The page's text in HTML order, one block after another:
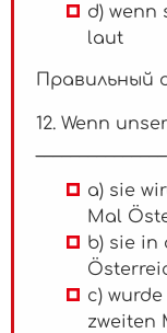
d) wenn
laut
Правильный
12. Wenn
a) sie
Mal
b) sie in
c)
zweiten